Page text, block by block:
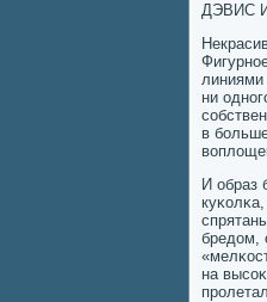
ДЭВИС
линиями
ни
в
И образ
бредом,
на